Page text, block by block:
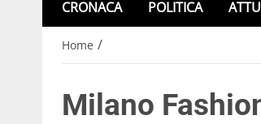
CRONACA POLITICA
Home /
Milano